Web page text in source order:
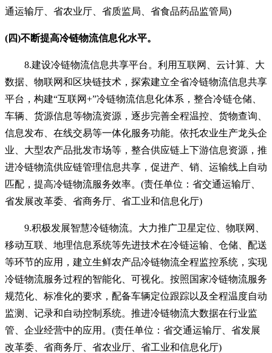
通运输厅、省农业厅、省质监局、省食品药品监管局)
(四)不断提高冷链物流信息化水平。
8.建设冷链物流信息共享平台。利用互联网、云计算、大
数据、物联网和区块链技术，探索建立全省冷链物流信息共享
平台，构建“互联网+”冷链物流信息化体系，整合冷链仓储、
车辆、货源信息等物流资源，逐步完善全程温控、货物查询、
信息发布、在线交易等一体化服务功能。依托农业生产龙头企
业、大型农产品批发市场等，整合供应链上下游信息资源，推
进冷链物流供应链管理信息共享，促进产、销、运输线上自动
匹配，提高冷链物流服务效率。(责任单位：省交通运输厅、
省发展改革委、省商务厅、省工业和信息化厅)
9.积极发展智慧冷链物流。大力推广卫星定位、物联网、
移动互联、地理信息系统等先进技术在冷链运输、仓储、配送
等环节的应用，建立生鲜农产品冷链物流全程监控系统，实现
冷链物流服务过程的智能化、可视化。按照国家冷链物流服务
规范化、标准化的要求，配备车辆定位跟踪以及全程温度自动
监测、记录和自动控制系统。推进冷链物流大数据在行业监
管、企业经营中的应用。(责任单位：省交通运输厅、省发展
改革委、省商务厅、省农业厅、省工业和信息化厅)